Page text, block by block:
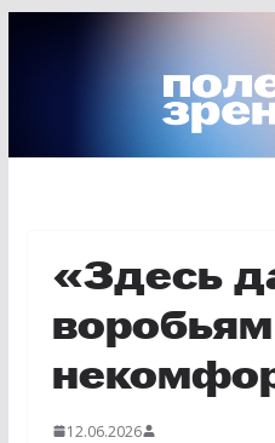
«Здесь
12.06.2026